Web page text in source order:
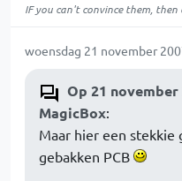
IF you can't convince them, then
woensdag 21 november
Op 21 november
MagicBox:
Maar hier een stekkie
gebakken PCB